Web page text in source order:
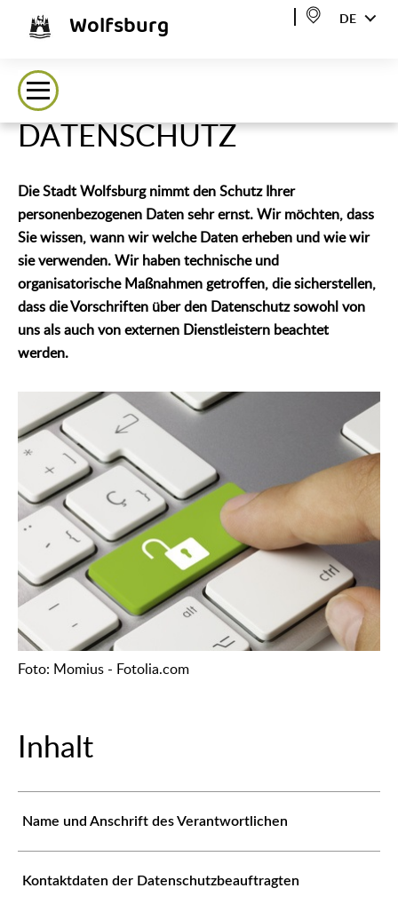
Wolfsburg DE
DATENSCHUTZ
Die Stadt Wolfsburg nimmt den Schutz Ihrer
personenbezogenen Daten sehr ernst. Wir möchten, dass
Sie wissen, wann wir welche Daten erheben und wie wir
sie verwenden. Wir haben technische und
organisatorische Maßnahmen getroffen, die sicherstellen,
dass die Vorschriften über den Datenschutz sowohl von
uns als auch von externen Dienstleistern beachtet
werden.
Foto: Momius - Fotolia.com
Inhalt
Name und Anschrift des Verantwortlichen
Kontaktdaten der Datenschutzbeauftragten